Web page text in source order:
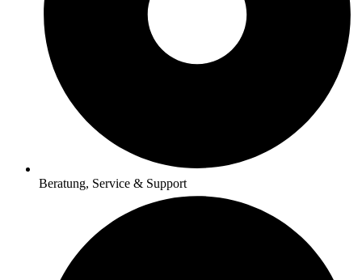
Beratung, Service & Support